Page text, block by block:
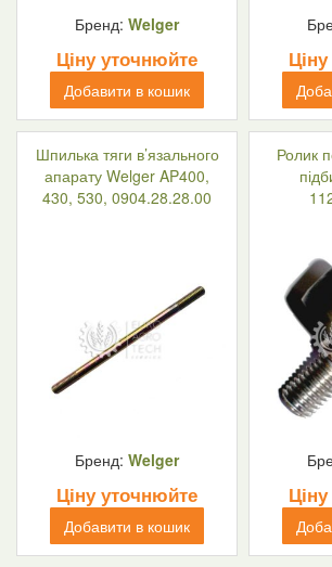
Бренд: Welger
Ціну уточнюйте
Добавити в кошик
Шпилька тяги в’язального
апарату Welger AP400,
430, 530, 0904.28.28.00
Бренд: Welger
Ціну уточнюйте
Добавити в кошик
Ролик